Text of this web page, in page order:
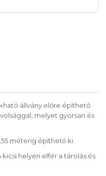
állvány előre építhető
melyet gyorsan és
méterig építhető ki.
helyen elfér a tárolás és